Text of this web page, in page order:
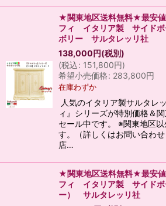
★関東地区送料無料★最安値
フィ イタリア製 サイドボ
ボリー サルタレッリ社
138,000円(税別)
(税込: 151,800円)
希望小売価格: 283,800円
在庫わずか
人気のイタリア製サルタレ
ィ』シリーズが特別価格＆
セール中です。 ※関東地区
す。（詳しくはお問い合わ
店…
★関東地区送料無料★最安値
フィ イタリア製 サイドボ
ー） サルタレッリ社